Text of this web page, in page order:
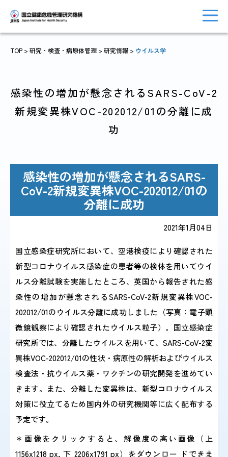
研究関係
国際協力・
人材育成関係
広報関係
サーベイランス情報
日本語 / English
TOP > 研究・検査・病原体管理 > 研究情報 > ウイルス学
感染性の増加が懸念されるSARS-CoV-2
新規変異株VOC-202012/01の分離に成
功
感染性の増加が懸念されるSARS-
CoV-2新規変異株VOC-202012/01の
分離に成功
2021年1月04日
国立感染症研究所において、空港検疫により確認された
新型コロナウイルス感染症の患者等の検体を用いてウイ
ルス分離試験を実施したところ、英国から報告された感
染性の増加が懸念されるSARS-CoV-2新規変異株VOC-
202012/01のウイルス分離に成功しました（写真：電子顕
微鏡観察により確認されたウイルス粒子）。国立感染症
研究所では、分離したウイルスを用いて、SARS-CoV-2変
異株VOC-202012/01の性状・病原性の解析およびウイルス
検査法・抗ウイルス薬・ワクチンの研究開発を進めてい
きます。また、分離した変異株は、新型コロナウイルス
対策に役立てるため国内外の研究機関等に広く配布する
予定です。
＊画像をクリックすると、解像度の高い画像（上
1156x1218 px, 下 2206x1791 px）をダウンロー ドできま